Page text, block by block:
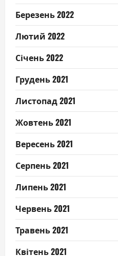
Березень 2022
Лютий 2022
Січень 2022
Грудень 2021
Листопад 2021
Жовтень 2021
Вересень 2021
Серпень 2021
Липень 2021
Червень 2021
Травень 2021
Квітень 2021